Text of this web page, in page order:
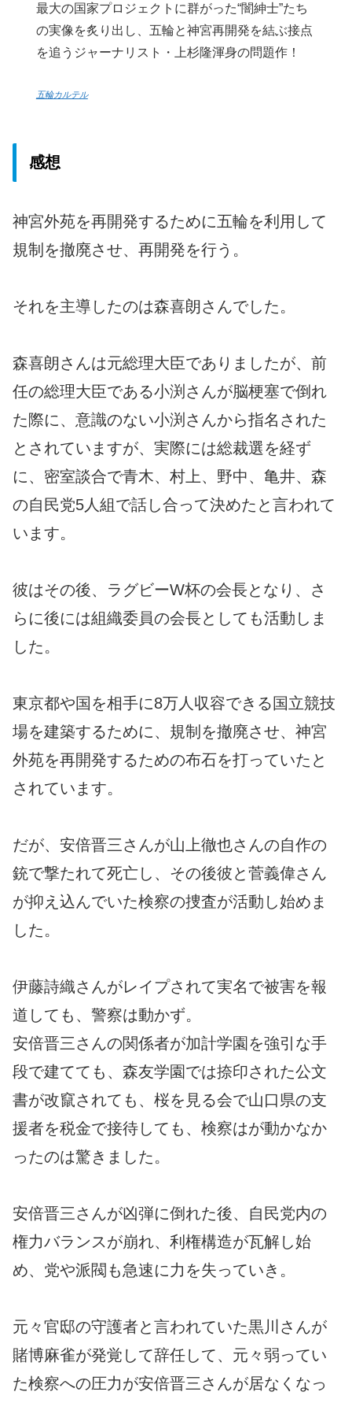
最大の国家プロジェクトに群がった“闇紳士”たち
の実像を炙り出し、五輪と神宮再開発を結ぶ接点
を追うジャーナリスト・上杉隆渾身の問題作！
五輪カルテル
感想
神宮外苑を再開発するために五輪を利用して
規制を撤廃させ、再開発を行う。
それを主導したのは森喜朗さんでした。
森喜朗さんは元総理大臣でありましたが、前
任の総理大臣である小渕さんが脳梗塞で倒れ
た際に、意識のない小渕さんから指名された
とされていますが、実際には総裁選を経ず
に、密室談合で青木、村上、野中、亀井、森
の自民党5人組で話し合って決めたと言われて
います。
彼はその後、ラグビーW杯の会長となり、さ
らに後には組織委員の会長としても活動しま
した。
東京都や国を相手に8万人収容できる国立競技
場を建築するために、規制を撤廃させ、神宮
外苑を再開発するための布石を打っていたと
されています。
だが、安倍晋三さんが山上徹也さんの自作の
銃で撃たれて死亡し、その後彼と菅義偉さん
が抑え込んでいた検察の捜査が活動し始めま
した。
伊藤詩織さんがレイプされて実名で被害を報
道しても、警察は動かず。
安倍晋三さんの関係者が加計学園を強引な手
段で建てても、森友学園では捺印された公文
書が改竄されても、桜を見る会で山口県の支
援者を税金で接待しても、検察はが動かなか
ったのは驚きました。
安倍晋三さんが凶弾に倒れた後、自民党内の
権力バランスが崩れ、利権構造が瓦解し始
め、党や派閥も急速に力を失っていき。
元々官邸の守護者と言われていた黒川さんが
賭博麻雀が発覚して辞任して、元々弱ってい
た検察への圧力が安倍晋三さんが居なくなっ